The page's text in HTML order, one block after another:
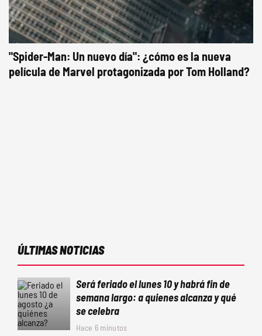
"Spider-Man: Un nuevo día": ¿cómo es la nueva
película de Marvel protagonizada por Tom Holland?
ÚLTIMAS NOTICIAS
Será feriado el lunes 10 y habrá fin de
semana largo: a quienes alcanza y qué
se celebra
Hace 6 minutos